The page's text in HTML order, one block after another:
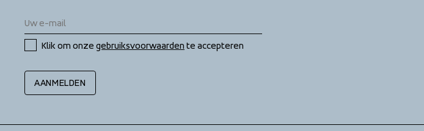
Klik om onze gebruiksvoorwaarden te accepteren
AANMELDEN